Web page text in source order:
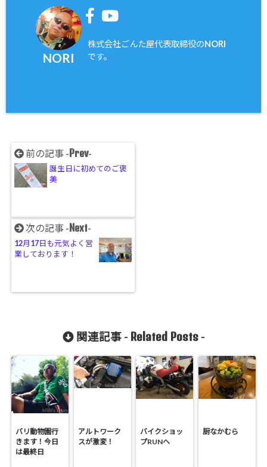
NORI
株式会社ごんた屋代表取締役のNORI
です。
前の記事 - Prev-
誕生日に初めてのご褒
美
次の記事 - Next-
12月17日も元気よく営
業しております！
関連記事 - Related Posts-
バリ動物園行
きます！今日
は最終日
アルトワーク
スが激変！
バイクショッ
プRUNへ
厨なかむら